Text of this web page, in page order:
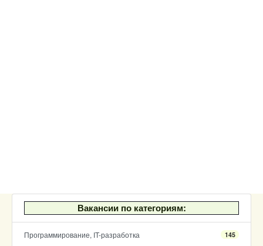
Вакансии по категориям:
Программирование, IT-разработка 145